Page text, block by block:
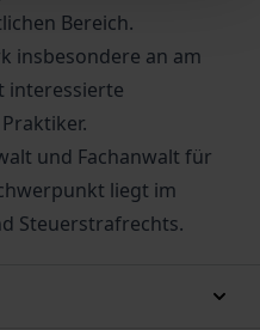
Bereich.
insbesondere an am
interessierte
und Fachanwalt für
liegt im
Steuerstrafrechts.